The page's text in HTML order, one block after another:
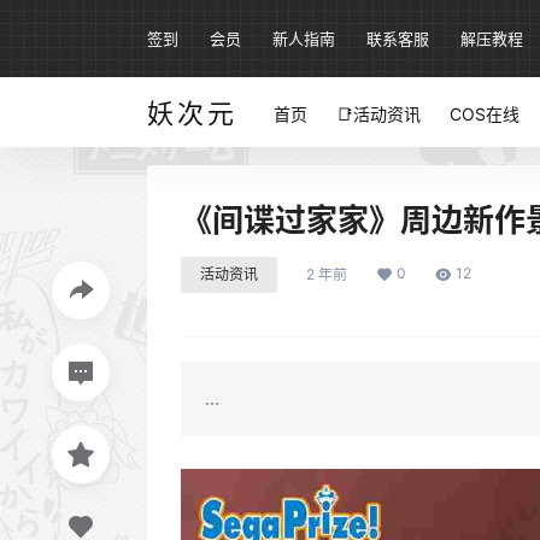
签到 会员 新人指南 联系客服 解压教程
妖次元 首页 📑活动资讯 COS在线
《间谍过家家》周边新作
活动资讯 2 年前 0 12
...